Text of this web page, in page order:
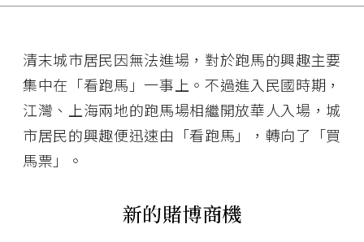
清末城市居民因無法進場，對於跑馬的興趣主要
集中在「看跑馬」一事上。不過進入民國時期，
江灣、上海兩地的跑馬場相繼開放華人入場，城
市居民的興趣便迅速由「看跑馬」，轉向了「買
馬票」。
新的賭博商機